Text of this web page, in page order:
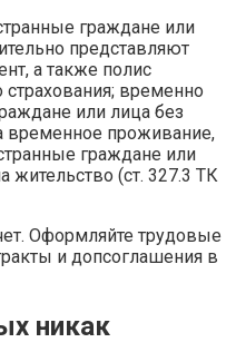
граждане или
представляют
а также полис
временно
или лица без
временное проживание,
граждане или
жительство (ст. 327.3 ТК
Оформляйте трудовые
и допсоглашения в
никак